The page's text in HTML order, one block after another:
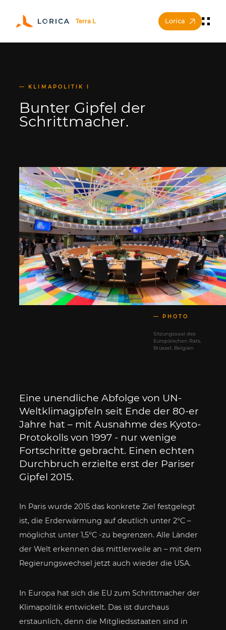
Lorica
KLIMAPOLITIK I
Bunter Gipfel der
Schrittmacher.
PHOTO
Sitzungssaal des
Europäischen Rats,
Brüssel, Belgien
Eine unendliche Abfolge von UN-
Weltklimagipfeln seit Ende der 80-er
Jahre hat – mit Ausnahme des Kyoto-
Protokolls von 1997 - nur wenige
Fortschritte gebracht. Einen echten
Durchbruch erzielte erst der Pariser
Gipfel 2015.
In Paris wurde 2015 das konkrete Ziel festgelegt
ist, die Erderwärmung auf deutlich unter 2°C –
möglichst unter 1,5°C -zu begrenzen. Alle Länder
der Welt erkennen das mittlerweile an – mit dem
Regierungswechsel jetzt auch wieder die USA.
In Europa hat sich die EU zum Schrittmacher der
Klimapolitik entwickelt. Das ist durchaus
erstaunlich, denn die Mitgliedsstaaten sind in